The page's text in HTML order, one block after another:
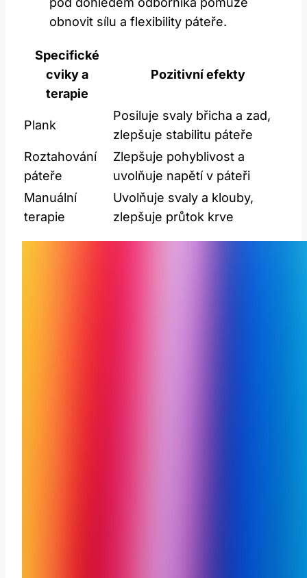
obnovit sílu a flexibility páteře.
Specifické
cviky a
terapie
Pozitivní efekty
Plank
Posiluje svaly břicha a zad,
zlepšuje stabilitu páteře
Roztahování
páteře
Zlepšuje pohyblivost a
uvolňuje napětí v páteři
Manuální
terapie
Uvolňuje svaly a klouby,
zlepšuje průtok krve